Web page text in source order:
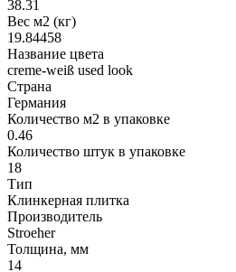
38.31
Вес м2 (кг)
19.84458
Название цвета
creme-weiß used look
Страна
Германия
Количество м2 в упаковке
0.46
Количество штук в упаковке
18
Тип
Клинкерная плитка
Производитель
Stroeher
Толщина, мм
14